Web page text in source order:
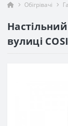
Обігрівачі
вулиці